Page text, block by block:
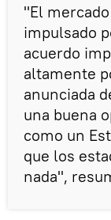
"El
impulsado
acuerdo
altamente
anunciada
una buena
como un
que los
nada",